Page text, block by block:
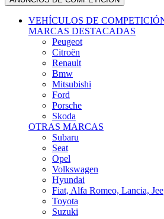
VEHÍCULOS DE COMPETICIÓN
MARCAS DESTACADAS
Peugeot
Citroën
Renault
Bmw
Mitsubishi
Ford
Porsche
Skoda
OTRAS MARCAS
Subaru
Seat
Opel
Volkswagen
Hyundai
Fiat, Alfa Romeo, Lancia, Jeep
Toyota
Suzuki
Honda